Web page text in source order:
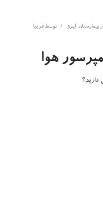
, ایزو / توسط فریبا